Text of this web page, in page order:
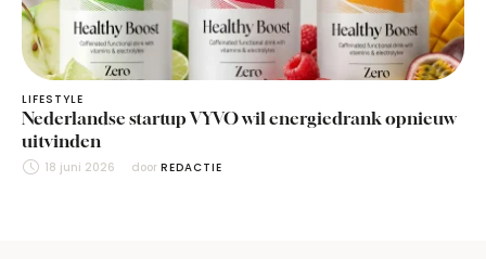
LIFESTYLE
Nederlandse startup VYVO wil energiedrank opnieuw
uitvinden
18 juni 2026 door REDACTIE